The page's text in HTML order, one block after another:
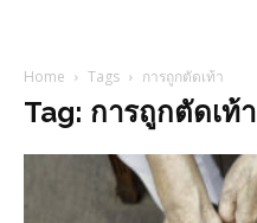
Home Tags การถูกตัดเท้า
Tag: การถูกตัดเท้า